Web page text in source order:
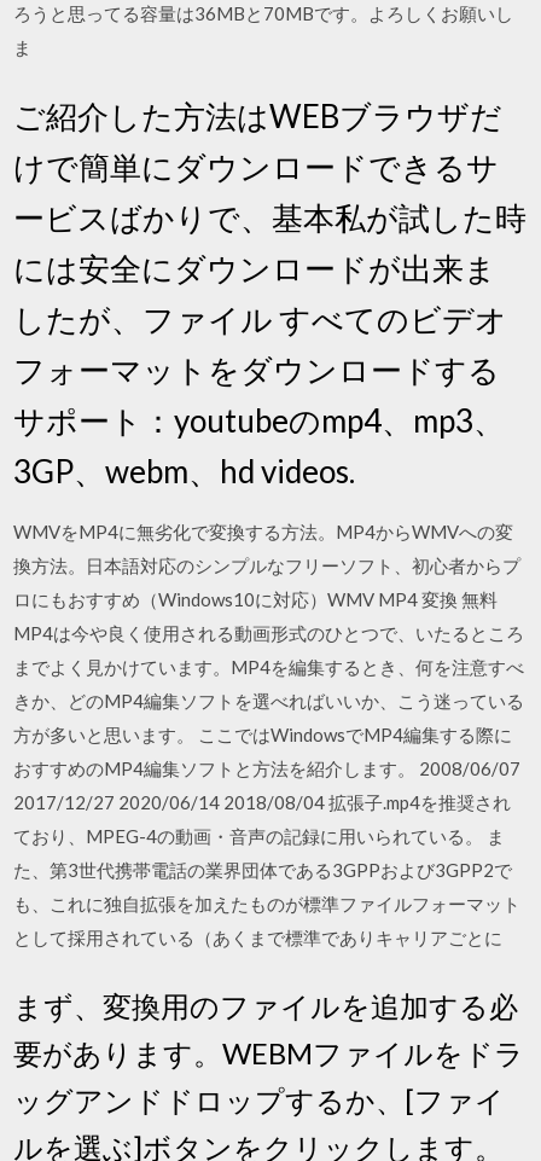
ろうと思ってる容量は36MBと70MBです。よろしくお願いし
ま
ご紹介した方法はWEBブラウザだ
けで簡単にダウンロードできるサ
ービスばかりで、基本私が試した時
には安全にダウンロードが出来ま
したが、ファイル すべてのビデオ
フォーマットをダウンロードする
サポート：youtubeのmp4、mp3、
3GP、webm、hd videos.
WMVをMP4に無劣化で変換する方法。MP4からWMVへの変
換方法。日本語対応のシンプルなフリーソフト、初心者からプ
ロにもおすすめ（Windows10に対応）WMV MP4 変換 無料
MP4は今や良く使用される動画形式のひとつで、いたるところ
までよく見かけています。MP4を編集するとき、何を注意すべ
きか、どのMP4編集ソフトを選べればいいか、こう迷っている
方が多いと思います。 ここではWindowsでMP4編集する際に
おすすめのMP4編集ソフトと方法を紹介します。 2008/06/07
2017/12/27 2020/06/14 2018/08/04 拡張子.mp4を推奨され
ており、MPEG-4の動画・音声の記録に用いられている。 ま
た、第3世代携帯電話の業界団体である3GPPおよび3GPP2で
も、これに独自拡張を加えたものが標準ファイルフォーマット
として採用されている（あくまで標準でありキャリアごとに
まず、変換用のファイルを追加する必
要があります。WEBMファイルをドラ
ッグアンドドロップするか、[ファイ
ルを選ぶ]ボタンをクリックします。